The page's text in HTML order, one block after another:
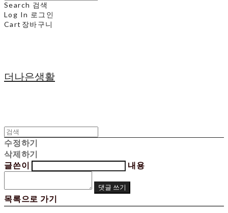
Search 검색
Log In 로그인
Cart 장바구니
더나은생활
수정하기
삭제하기
글쓴이
내용
댓글 쓰기
목록으로 가기